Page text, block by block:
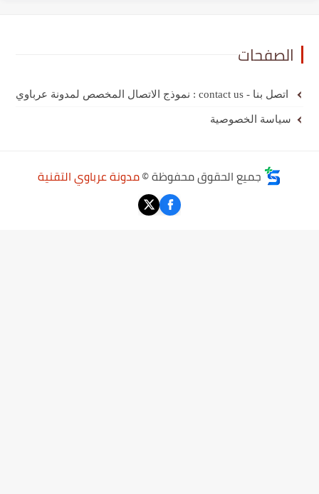
الصفحات
اتصل بنا - contact us : نموذج الاتصال المخصص لمدونة عرباوي
سياسة الخصوصية
جميع الحقوق محفوظة ©مدونة عرباوي التقنية